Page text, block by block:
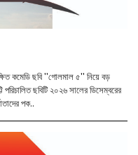
কমেডি ছবি ''গোলমাল ৫'' নিয়ে বড়
ছবিটি ২০২৬ সালের ডিসেম্বরের
পক..